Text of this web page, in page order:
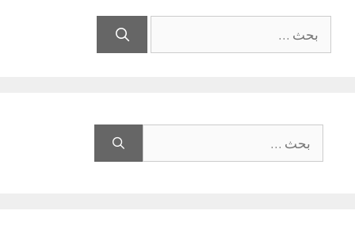
عن:
عن: